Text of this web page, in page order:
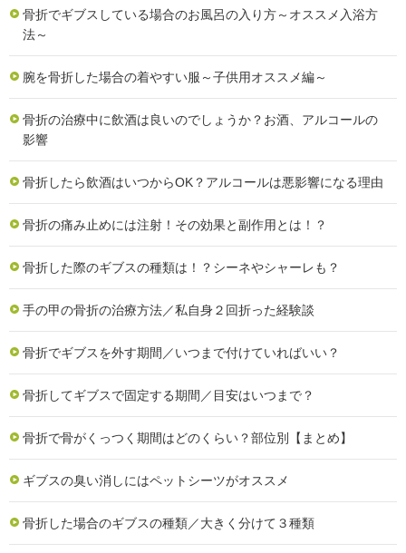
骨折でギブスしている場合のお風呂の入り方～オススメ入浴方
法～
腕を骨折した場合の着やすい服～子供用オススメ編～
骨折の治療中に飲酒は良いのでしょうか？お酒、アルコールの
影響
骨折したら飲酒はいつからOK？アルコールは悪影響になる理由
骨折の痛み止めには注射！その効果と副作用とは！？
骨折した際のギブスの種類は！？シーネやシャーレも？
手の甲の骨折の治療方法／私自身２回折った経験談
骨折でギブスを外す期間／いつまで付けていればいい？
骨折してギブスで固定する期間／目安はいつまで？
骨折で骨がくっつく期間はどのくらい？部位別【まとめ】
ギブスの臭い消しにはペットシーツがオススメ
骨折した場合のギブスの種類／大きく分けて３種類